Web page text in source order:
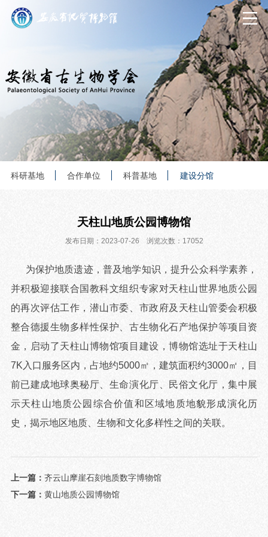
科研基地 合作单位 科普基地 建设分馆
天柱山地质公园博物馆
发布日期：2023-07-26 浏览次数：17052
为保护地质遗迹，普及地学知识，提升公众科学素养，
并积极迎接联合国教科文组织专家对天柱山世界地质公园
的再次评估工作，潜山市委、市政府及天柱山管委会积极
整合德援生物多样性保护、古生物化石产地保护等项目资
金，启动了天柱山博物馆项目建设，博物馆选址于天柱山
7K入口服务区内，占地约5000㎡，建筑面积约3000㎡，目
前已建成地球奥秘厅、生命演化厅、民俗文化厅，集中展
示天柱山地质公园综合价值和区域地质地貌形成演化历
史，揭示地区地质、生物和文化多样性之间的关联。
上一篇： 齐云山摩崖石刻地质数字博物馆
下一篇： 黄山地质公园博物馆